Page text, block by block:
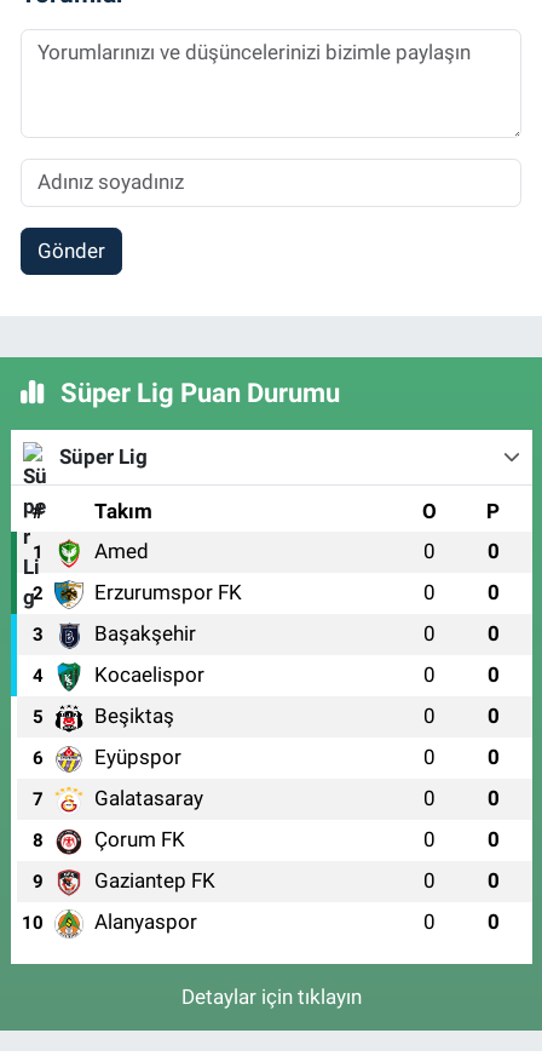
Gönder
Süper Lig Puan Durumu
Süper Lig
# Takım O P
1 Amed 0 0
2 Erzurumspor FK 0 0
3 Başakşehir 0 0
4 Kocaelispor 0 0
5 Beşiktaş 0 0
6 Eyüpspor 0 0
7 Galatasaray 0 0
8 Çorum FK 0 0
9 Gaziantep FK 0 0
10 Alanyaspor 0 0
Detaylar için tıklayın